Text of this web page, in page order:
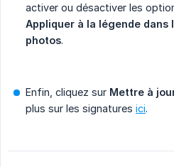
activer ou désactiver les
Appliquer à la légende
photos.
Enfin, cliquez sur Mettre à
plus sur les signatures ici.